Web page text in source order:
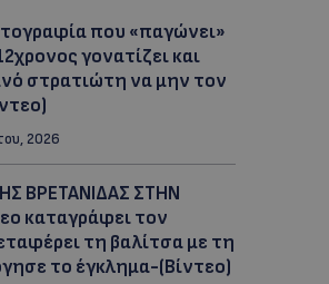
που «παγώνει»
γονατίζει και
στρατιώτη να μην τον
2026
ΒΡΕΤΑΝΙΔΑΣ ΣΤΗΝ
καταγράφει τον
τη βαλίτσα με τη
το έγκλημα-(Βίντεο)